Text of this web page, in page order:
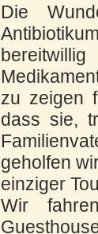
Die
zu zeigen
dass sie,
geholfen
einziger
Wir